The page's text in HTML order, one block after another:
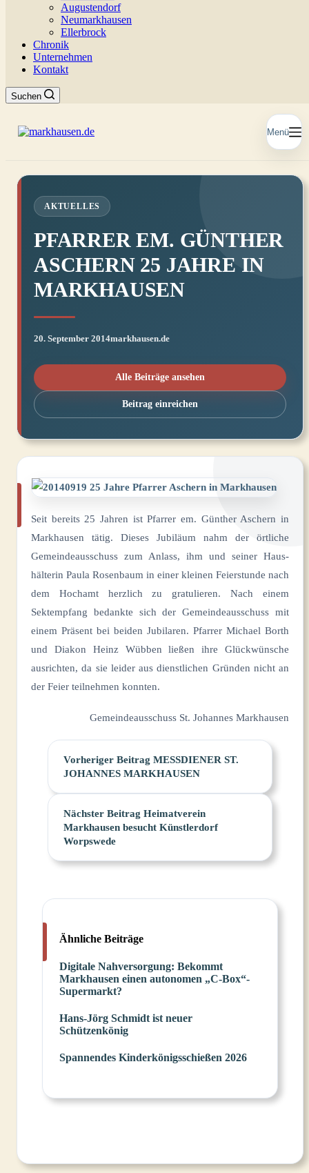
Augustendorf
Neumarkhausen
Ellerbrock
Chronik
Unternehmen
Kontakt
Suchen
Menü
AKTUELLES
PFARRER EM. GÜNTHER
ASCHERN 25 JAHRE IN
MARKHAUSEN
20. September 2014markhausen.de
Alle Beiträge ansehen
Beitrag einreichen
Seit bereits 25 Jahren ist Pfarrer em. Günther Aschern in
Markhausen tätig. Dieses Jubiläum nahm der örtliche
Gemeindeausschuss zum Anlass, ihm und seiner Haus-
hälterin Paula Rosenbaum in einer kleinen Feierstunde nach
dem Hochamt herzlich zu gratulieren. Nach einem
Sektempfang bedankte sich der Gemeindeausschuss mit
einem Präsent bei beiden Jubilaren. Pfarrer Michael Borth
und Diakon Heinz Wübben ließen ihre Glückwünsche
ausrichten, da sie leider aus dienstlichen Gründen nicht an
der Feier teilnehmen konnten.
Gemeindeausschuss St. Johannes Markhausen
Vorheriger Beitrag MESSDIENER ST.
JOHANNES MARKHAUSEN
Nächster Beitrag Heimatverein
Markhausen besucht Künstlerdorf
Worpswede
Ähnliche Beiträge
Digitale Nahversorgung: Bekommt
Markhausen einen autonomen „C-Box“-
Supermarkt?
Hans-Jörg Schmidt ist neuer
Schützenkönig
Spannendes Kinderkönigsschießen 2026